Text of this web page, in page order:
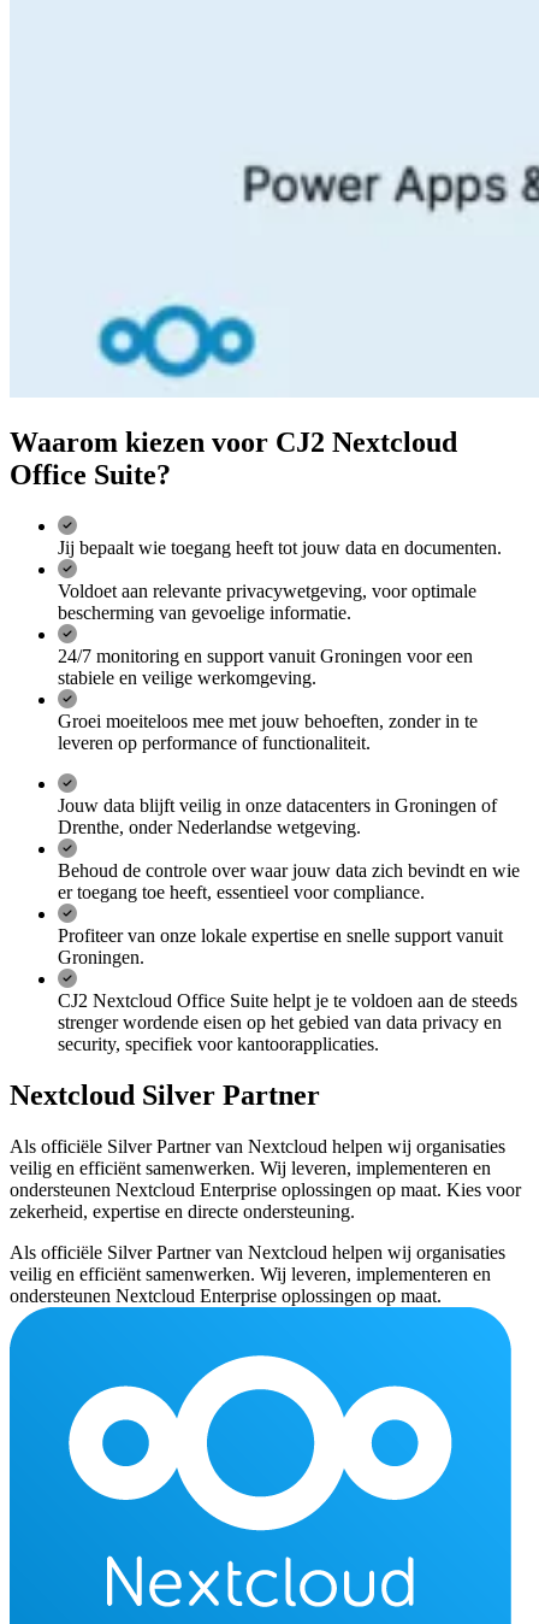
Waarom kiezen voor CJ2 Nextcloud
Office Suite?
Jij bepaalt wie toegang heeft tot jouw data en documenten.
Voldoet aan relevante privacywetgeving, voor optimale
bescherming van gevoelige informatie.
24/7 monitoring en support vanuit Groningen voor een
stabiele en veilige werkomgeving.
Groei moeiteloos mee met jouw behoeften, zonder in te
leveren op performance of functionaliteit.
Jouw data blijft veilig in onze datacenters in Groningen of
Drenthe, onder Nederlandse wetgeving.
Behoud de controle over waar jouw data zich bevindt en wie
er toegang toe heeft, essentieel voor compliance.
Profiteer van onze lokale expertise en snelle support vanuit
Groningen.
CJ2 Nextcloud Office Suite helpt je te voldoen aan de steeds
strenger wordende eisen op het gebied van data privacy en
security, specifiek voor kantoorapplicaties.
Nextcloud Silver Partner
Als officiële Silver Partner van Nextcloud helpen wij organisaties
veilig en efficiënt samenwerken. Wij leveren, implementeren en
ondersteunen Nextcloud Enterprise oplossingen op maat. Kies voor
zekerheid, expertise en directe ondersteuning.
Als officiële Silver Partner van Nextcloud helpen wij organisaties
veilig en efficiënt samenwerken. Wij leveren, implementeren en
ondersteunen Nextcloud Enterprise oplossingen op maat.